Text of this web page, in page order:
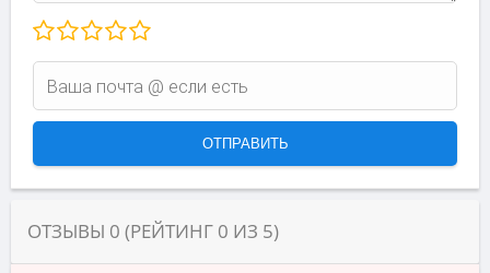
ОТЗЫВЫ 0 (РЕЙТИНГ 0 ИЗ 5)